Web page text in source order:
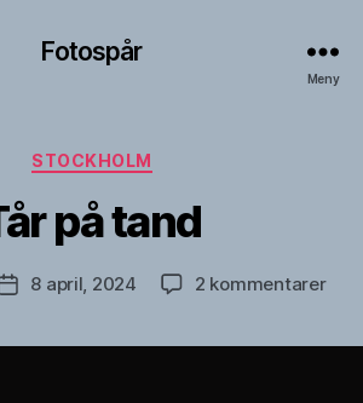
Fotospår
Meny
Kategorier
STOCKHOLM
på tand
Inläggsdatum
8 april, 2024 2 kommentarertill